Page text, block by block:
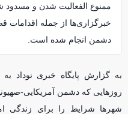
ممنوع الفعالیت شدن و مسدود
خبرگزاری‌ها از جمله اقدامات
دشمن انجام شده است.
به گزارش پایگاه خبری نوداد
روزهایی که دشمن آمریکایی-
شهرها شرایط را برای زندگی